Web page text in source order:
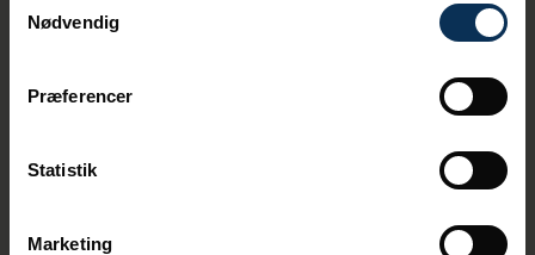
Nødvendig
Præferencer
Statistik
Marketing